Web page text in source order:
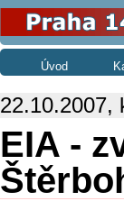
Úvod
22.10.2007,
EIA -